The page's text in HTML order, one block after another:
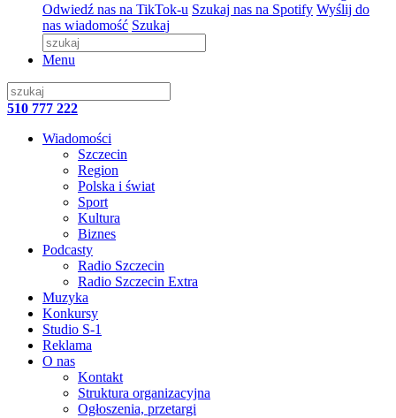
Odwiedź nas na TikTok-u Szukaj nas na Spotify Wyślij do
nas wiadomość Szukaj
Menu
510 777 222
Wiadomości
Szczecin
Region
Polska i świat
Sport
Kultura
Biznes
Podcasty
Radio Szczecin
Radio Szczecin Extra
Muzyka
Konkursy
Studio S-1
Reklama
O nas
Kontakt
Struktura organizacyjna
Ogłoszenia, przetargi